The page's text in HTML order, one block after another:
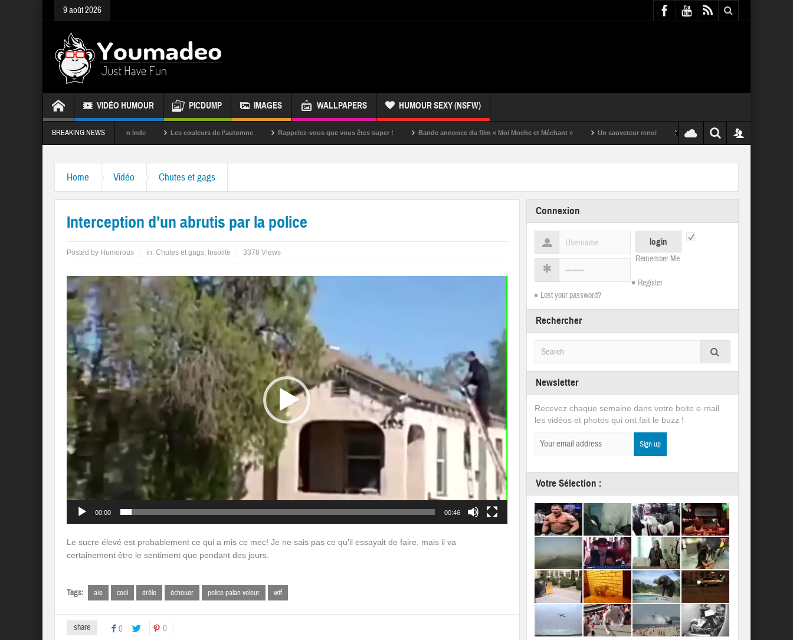
9 août 2026
VIDÉO HUMOUR PICDUMP IMAGES WALLPAPERS HUMOUR SEXY (NSFW)
BREAKING NEWS
La fête des couleurs en Inde Les couleurs de l’automne Rappelez-vous que vous êtes super ! Bande annonce du film « Moi Moche et Méchant » Un sauveteur renoi Un puching ball pas comme les autres
Home Vidéo Chutes et gags
Interception d’un abrutis par la police
Posted by Humorous in: Chutes et gags, Insolite 3378 Views
Lecteur
vidéo
00:00 00:46
Le sucre élevé est probablement ce qui a mis ce mec! Je ne sais pas ce qu’il essayait de faire, mais il va
certainement être le sentiment que pendant des jours.
Tags: aïe cool drôle échouer police palan voleur wtf
share 0 0
Connexion
Remember Me
Register
Lost your password?
Rechercher
Newsletter
Recevez chaque semaine dans votre boite e-mail
les vidéos et photos qui ont fait le buzz !
Votre Sélection :